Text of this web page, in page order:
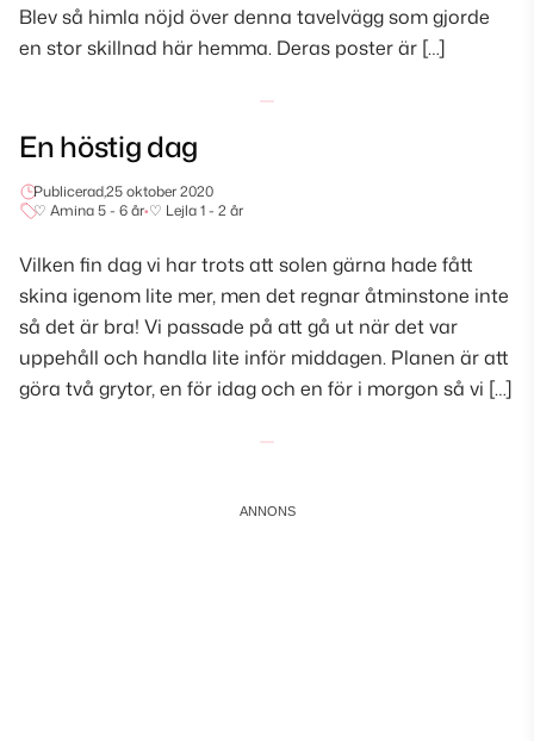
Blev så himla nöjd över denna tavelvägg som gjorde
en stor skillnad här hemma. Deras poster är […]
En höstig dag
Publicerad,25 oktober 2020
♡ Amina 5 - 6 år•♡ Lejla 1 - 2 år
Vilken fin dag vi har trots att solen gärna hade fått
skina igenom lite mer, men det regnar åtminstone inte
så det är bra! Vi passade på att gå ut när det var
uppehåll och handla lite inför middagen. Planen är att
göra två grytor, en för idag och en för i morgon så vi […]